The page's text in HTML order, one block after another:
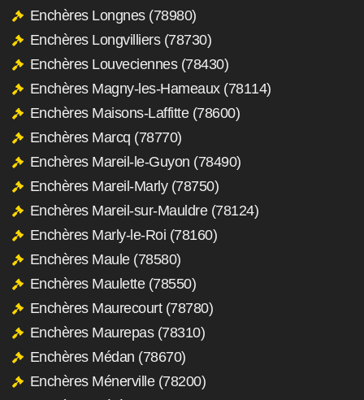
Enchères Longnes (78980)
Enchères Longvilliers (78730)
Enchères Louveciennes (78430)
Enchères Magny-les-Hameaux (78114)
Enchères Maisons-Laffitte (78600)
Enchères Marcq (78770)
Enchères Mareil-le-Guyon (78490)
Enchères Mareil-Marly (78750)
Enchères Mareil-sur-Mauldre (78124)
Enchères Marly-le-Roi (78160)
Enchères Maule (78580)
Enchères Maulette (78550)
Enchères Maurecourt (78780)
Enchères Maurepas (78310)
Enchères Médan (78670)
Enchères Ménerville (78200)